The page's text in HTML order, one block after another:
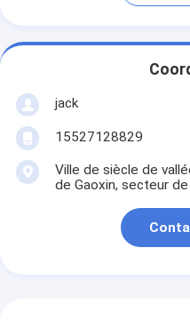
jack
15527128829
Ville de siècle de
de Gaoxin, secteur